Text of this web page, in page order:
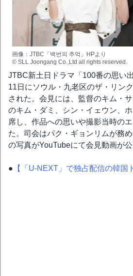
画像：JTBC「백번의 추억」HPより
© SLL Joongang Co.,Ltd all rights reserved.
JTBC新土日ドラマ「100番の思い
11日にソウル・九老区のザ・リン
された。会見には、監督のキム・
のキム・ダミ、シン・イェウン、
席し、作品への思いや撮影当時の
た。司会はパク・ギョンリムが務
の写真がYouTubeにて会見動画が公
● 【「U-NEXT」で独占配信の韓国